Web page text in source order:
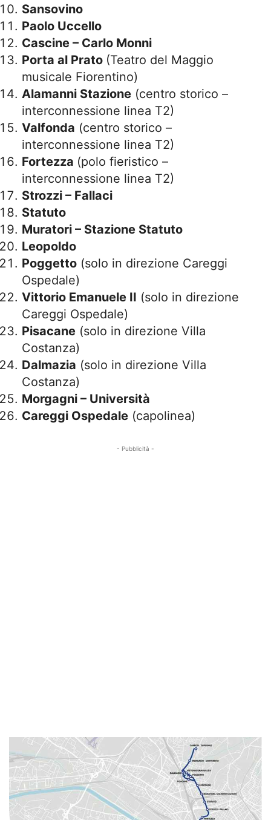
Sansovino
Paolo Uccello
Cascine – Carlo Monni
Porta al Prato (Teatro del Maggio
musicale Fiorentino)
Alamanni Stazione (centro storico –
interconnessione linea T2)
Valfonda (centro storico –
interconnessione linea T2)
Fortezza (polo fieristico –
interconnessione linea T2)
Strozzi – Fallaci
Statuto
Muratori – Stazione Statuto
Leopoldo
Poggetto (solo in direzione Careggi
Ospedale)
Vittorio Emanuele II (solo in direzione
Careggi Ospedale)
Pisacane (solo in direzione Villa
Costanza)
Dalmazia (solo in direzione Villa
Costanza)
Morgagni – Università
Careggi Ospedale (capolinea)
- Pubblicità -